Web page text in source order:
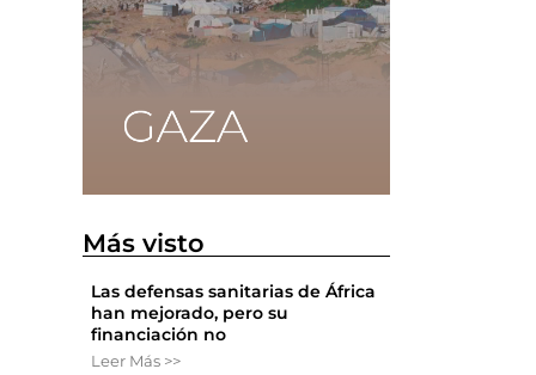
Más visto
Las defensas sanitarias de África
han mejorado, pero su
financiación no
Leer Más >>